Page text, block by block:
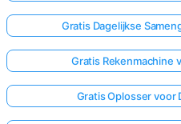
Gratis Dagelijkse
Gratis Rekenmachine
Gratis Oplosser voor